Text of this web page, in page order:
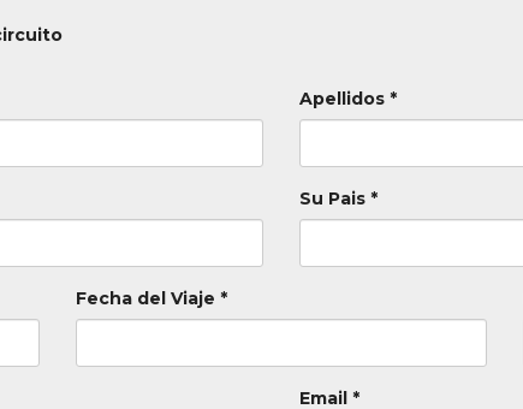
Apellidos *
Su Pais *
Fecha del Viaje *
Email *